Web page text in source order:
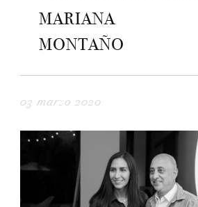
MARIANA
MONTAÑO
03 marzo 2020